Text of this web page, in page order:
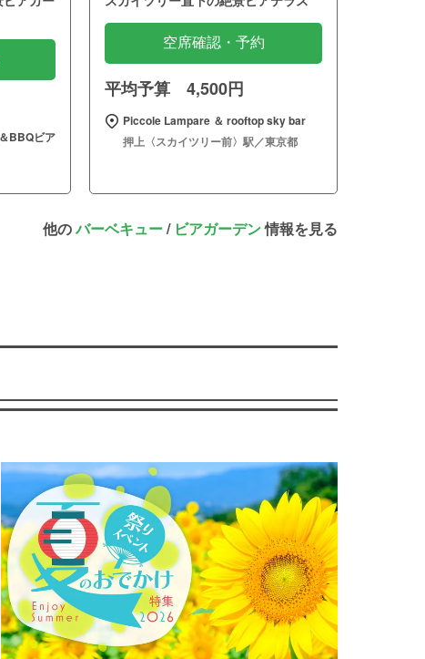
BBQビア
空席確認・予約
平均予算 4,500円
Piccole Lampare ＆ rooftop sky bar
押上〈スカイツリー前〉駅／東京都
他のバーベキュー/ ビアガーデン情報を見る